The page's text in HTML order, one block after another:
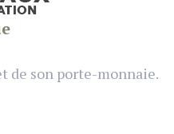
de son porte-monnaie.